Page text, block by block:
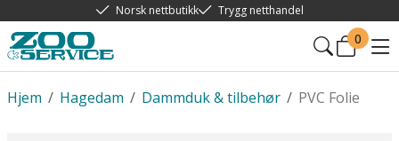
Norsk nettbutikk Trygg netthandel
0
/
Hjem /
Hagedam /
Dammduk & tilbehør PVC Folie